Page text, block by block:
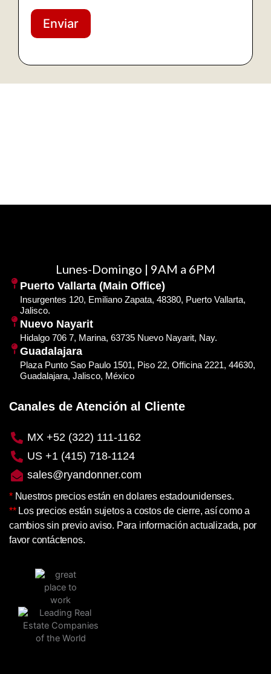
Enviar
Lunes-Domingo | 9AM a 6PM
Puerto Vallarta (Main Office)
Insurgentes 120, Emiliano Zapata, 48380, Puerto Vallarta,
Jalisco.
Nuevo Nayarit
Hidalgo 706 7, Marina, 63735 Nuevo Nayarit, Nay.
Guadalajara
Plaza Punto Sao Paulo 1501, Piso 22, Officina 2221, 44630,
Guadalajara, Jalisco, México
Canales de Atención al Cliente
MX +52 (322) 111-1162
US +1 (415) 718-1124
sales@ryandonner.com
* Nuestros precios están en dolares estadounidenses.
** Los precios están sujetos a costos de cierre, así como a
cambios sin previo aviso. Para información actualizada, por
favor contáctenos.